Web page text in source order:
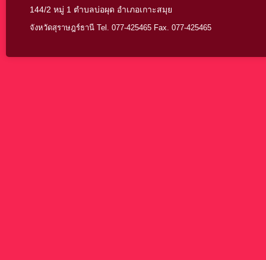
144/2 หมู่ 1 ตำบลบ่อผุด อำเภอเกาะสมุย
จังหวัดสุราษฎร์ธานี Tel. 077-425465 Fax. 077-425465